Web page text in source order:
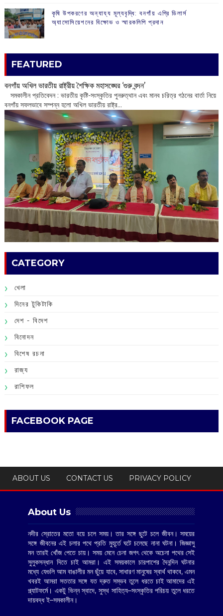
কৃষি উপকরণের অন্যায্য মূল্যবৃদ্ধি: বনগাঁয় এগ্রি ডিলার্স
অ্যাসোসিয়েশনের বিক্ষোভ ও স্মারকলিপি প্রদান
FEATURED
বনগাঁয় অখিল ভারতীয় রাষ্ট্রীয় শৈক্ষিক মহাসঙ্ঘের ‘গুরু বন্দন’
​ সমকালীন প্রতিবেদন : ভারতীয় কৃষ্টি-সংস্কৃতির পুনরুত্থান এবং মানব চরিত্র গঠনের বার্তা নিয়ে
বনগাঁয় সফলভাবে সম্পন্ন হলো অখিল ভারতীয় রাষ্ট্র...
CATEGORY
খেলা
দিনের টুকিটাকি
দেশ - বিদেশ
বিনোদন
বিশেষ রচনা
রাজ্য
রাশিফল
FACEBOOK PAGE
ABOUT US CONTACT US PRIVACY POLICY
About Us
নদীর স্রোতের মতো বয়ে চলে সময়। তার সঙ্গে ছুটে চলে জীবন। সময়ের
সঙ্গে জীবনের এই চলার পথে প্রতি মুহূর্তে ঘটে চলেছে নানা ঘটনা। জিজ্ঞাসু
মন তারই খোঁজ পেতে চায়। সময় মেনে চেনা জগৎ থেকে অচেনা পথের সেই
সুলুকসন্ধান দিতে চাই আমরা। এই সময়কালে চারপাশের দৈনন্দিন ঘটনার
মধ্যে যেগুলি আম বাঙালীর মন ছুঁয়ে যাবে, সাধারণ মানুষের স্বার্থ থাকবে, এমন
খবরই আমরা সততার সঙ্গে যত দ্রুত সম্ভব তুলে ধরতে চাই আমাদের এই
প্ল্যাটফর্মে। একটু ভিন্ন স্বাদে, সুস্থ সাহিত্য–সংস্কৃতির পরিচয় তুলে ধরতে
দায়বদ্ধ ই–সমকালীন।